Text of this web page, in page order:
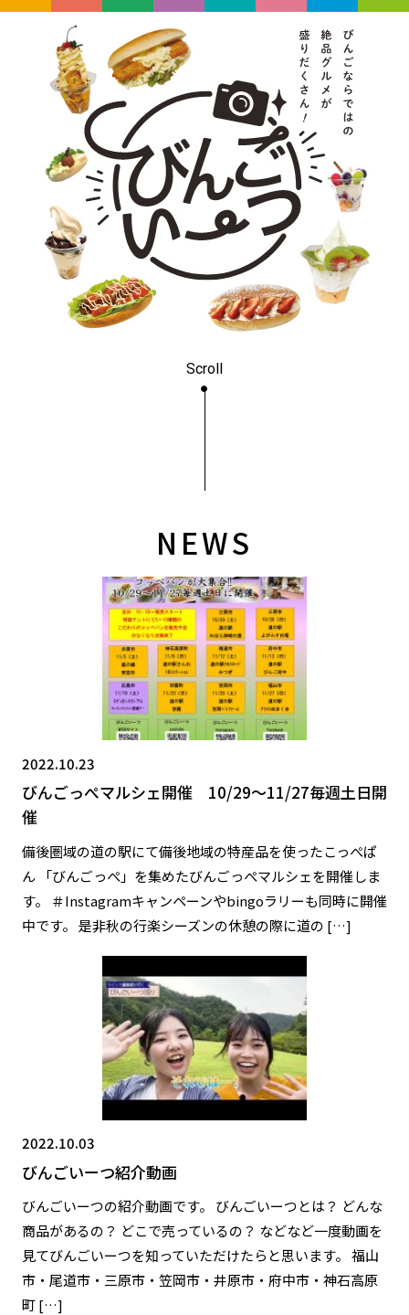
Scroll
●
NEWS
2022.10.23
びんごっぺマルシェ開催 10/29～11/27毎週土日開
催
備後圏域の道の駅にて備後地域の特産品を使ったこっぺぱ
ん 「びんごっぺ」を集めたびんごっぺマルシェを開催しま
す。 ＃Instagramキャンペーンやbingoラリーも同時に開催
中です。 是非秋の行楽シーズンの休憩の際に道の […]
2022.10.03
びんごいーつ紹介動画
びんごいーつの紹介動画です。 びんごいーつとは？ どんな
商品があるの？ どこで売っているの？ などなど一度動画を
見てびんごいーつを知っていただけたらと思います。 福山
市・尾道市・三原市・笠岡市・井原市・府中市・神石高原
町 […]